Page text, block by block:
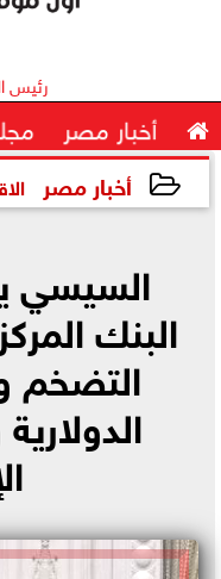
رئيس
 أخبار مصر
أخبار مصر
السيسي
البنك
التضخم